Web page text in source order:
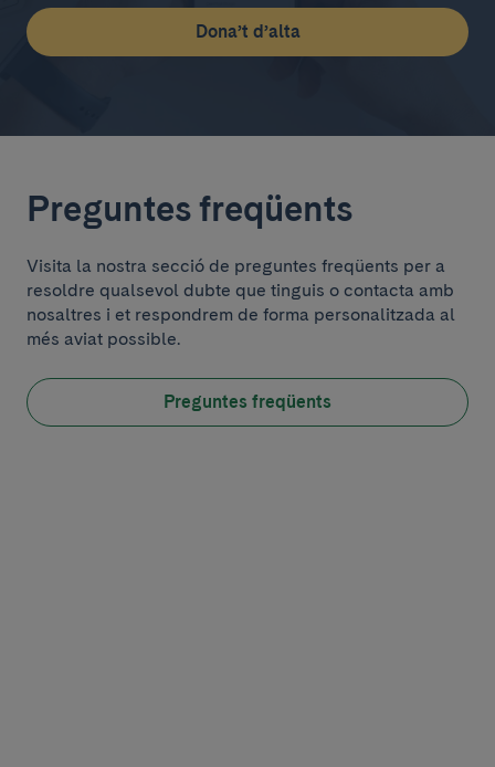
Dona’t d’alta
Preguntes freqüents
Visita la nostra secció de preguntes freqüents per a
resoldre qualsevol dubte que tinguis o contacta amb
nosaltres i et respondrem de forma personalitzada al
més aviat possible.
Preguntes freqüents